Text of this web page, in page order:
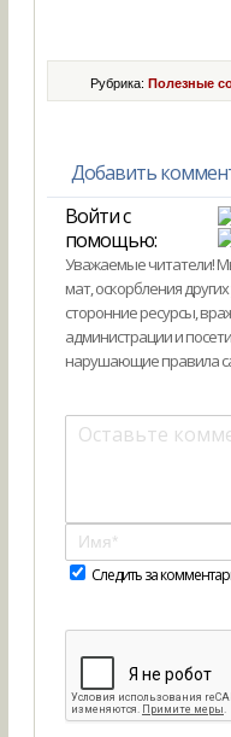
Рубрика:Полезные
Добавить
Войти с
помощью:
Уважаемые читатели!
мат, оскорбления
сторонние ресурсы,
администрации и
нарушающие правила
Следить за